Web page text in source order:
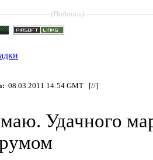
(Подпись)
08.03.2011 14:54 GMT [//]
Удачного